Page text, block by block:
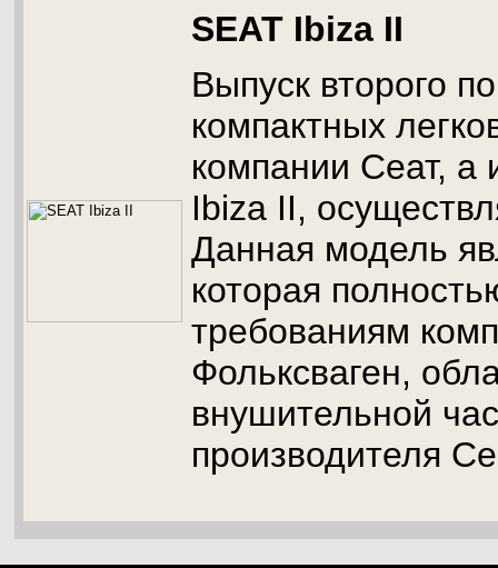
SEAT Ibiza II
Выпуск второго
компактных
компании Сеат, а
Ibiza II,
Данная модель
которая
требованиям
Фольксваген,
внушительной
производителя